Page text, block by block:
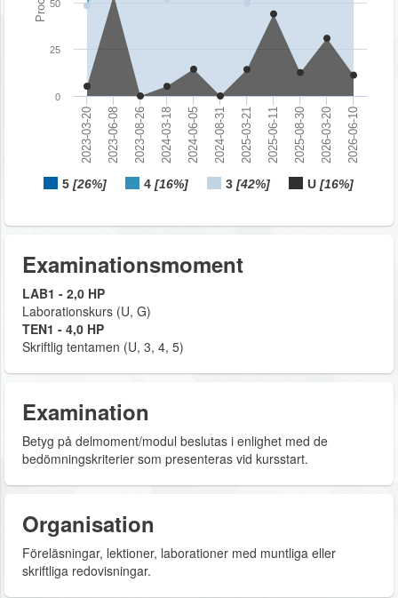
5 [26%] 4 [16%] 3 [42%] U [16%]
2023-03-20 2023-06-08 2023-08-26 2024-03-18 2024-06-05 2024-08-31 2025-03-21 2025-06-11 2025-08-30 2026-03-20 2026-06-10
0
25
50
Examinationsmoment
LAB1 - 2,0 HP
Laborationskurs (U, G)
TEN1 - 4,0 HP
Skriftlig tentamen (U, 3, 4, 5)
Examination
Betyg på delmoment/modul beslutas i enlighet med de
bedömningskriterier som presenteras vid kursstart.
Organisation
Föreläsningar, lektioner, laborationer med muntliga eller
skriftliga redovisningar.